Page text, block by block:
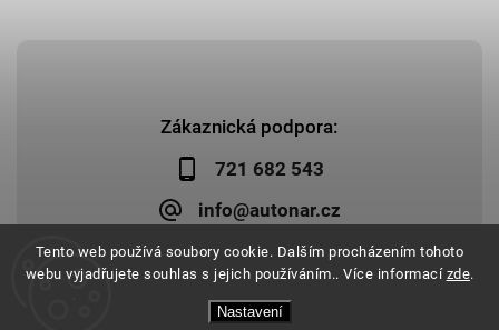
Tento web používá soubory cookie. Dalším procházením tohoto
webu vyjadřujete souhlas s jejich používáním.. Více informací zde.
Nastavení
Zákaznická podpora:
721 682 543
info@autonar.cz
Autonar.cz. Všechna práva vyhrazena.